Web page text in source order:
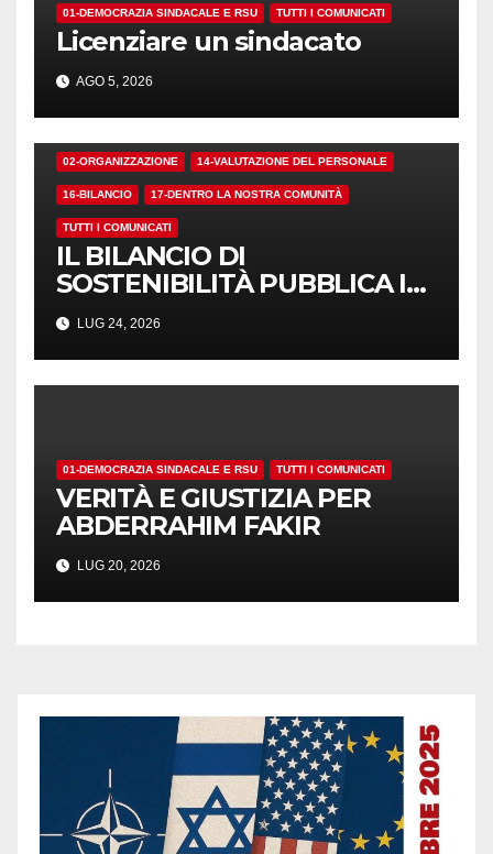
01-DEMOCRAZIA SINDACALE E RSU TUTTI I COMUNICATI
Licenziare un sindacato
AGO 5, 2026
02-ORGANIZZAZIONE 14-VALUTAZIONE DEL PERSONALE
16-BILANCIO 17-DENTRO LA NOSTRA COMUNITÀ
TUTTI I COMUNICATI
IL BILANCIO DI
SOSTENIBILITÀ PUBBLICA I
NUMERI. MA I CRITERI?
LUG 24, 2026
01-DEMOCRAZIA SINDACALE E RSU TUTTI I COMUNICATI
VERITÀ E GIUSTIZIA PER
ABDERRAHIM FAKIR
LUG 20, 2026